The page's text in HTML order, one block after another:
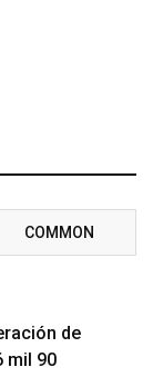
COMMON
de
mil 90